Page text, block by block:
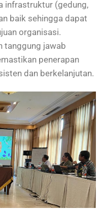
infrastruktur (gedung,
baik sehingga dapat
organisasi.
tanggung jawab
penerapan
dan berkelanjutan.